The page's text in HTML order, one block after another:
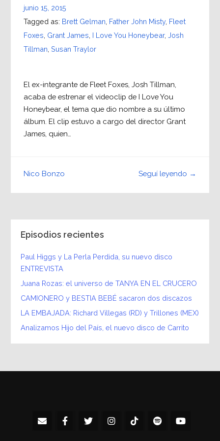
junio 15, 2015
Tagged as: Brett Gelman Father John Misty, Fleet
Foxes Grant James I Love You Honeybear, Josh
Tillman Susan Traylor
El ex-integrante de Fleet Foxes, Josh Tillman,
acaba de estrenar el videoclip de I Love You
Honeybear, el tema que dio nombre a su último
álbum. El clip estuvo a cargo del director Grant
James, quien…
Seguí leyendo →
Nico Bonzo
Episodios recientes
Paul Higgs y La Perla Perdida, su nuevo disco
ENTREVISTA
Juana Rozas: el universo de TANYA EN EL CRUCERO
CAMIONERO y BESTIA BEBÉ sacaron dos discazos
LA EMBAJADA: Richard Villegas (RD) y Trillones (MEX)
Analizamos Hijo del País, el nuevo disco de Carrito